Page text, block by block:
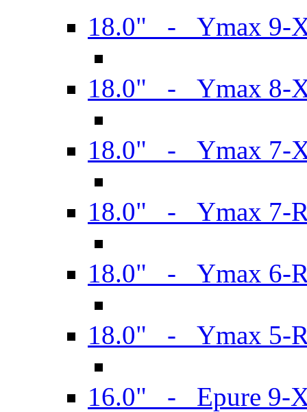
18.0" - Ymax 9-
18.0" - Ymax 8-
18.0" - Ymax 7-
18.0" - Ymax 7-
18.0" - Ymax 6-
18.0" - Ymax 5-
16.0" - Epure 9-